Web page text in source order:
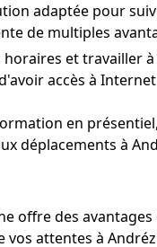
adaptée pour
de multiples
horaires et travailler
accès à
en
déplacements à
offre des
attentes à